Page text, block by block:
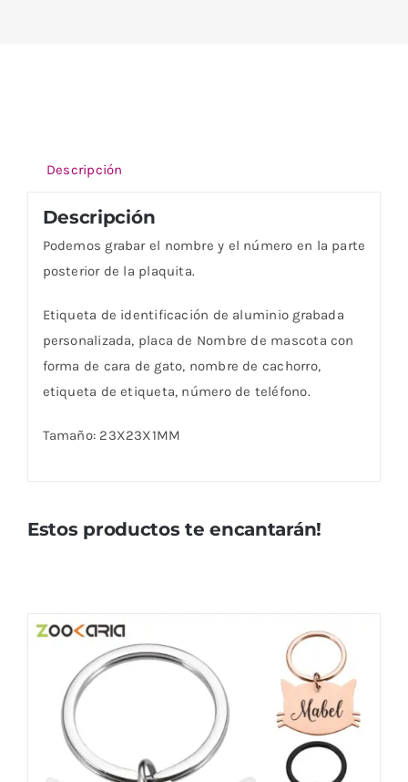
Descripción
Descripción
Podemos grabar el nombre y el número en la parte
posterior de la plaquita.
Etiqueta de identificación de aluminio grabada
personalizada, placa de Nombre de mascota con
forma de cara de gato, nombre de cachorro,
etiqueta de etiqueta, número de teléfono.
Tamaño: 23X23X1MM
Estos productos te encantarán!